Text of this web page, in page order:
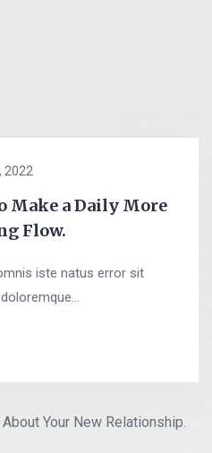
2022
Make a Daily More
Flow.
iste natus error sit